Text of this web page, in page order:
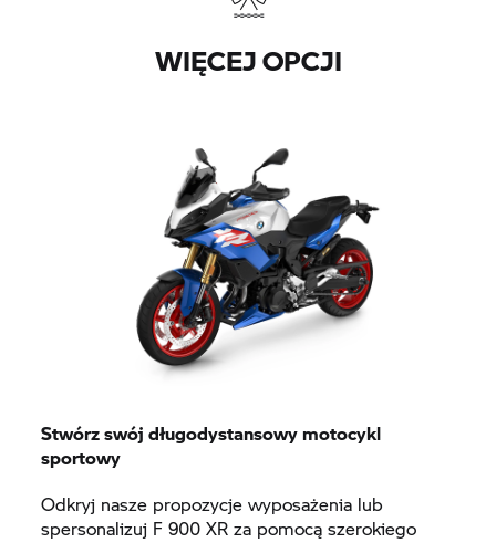
WIĘCEJ OPCJI
Stwórz swój długodystansowy motocykl
sportowy
Odkryj nasze propozycje wyposażenia lub
spersonalizuj F 900 XR za pomocą szerokiego